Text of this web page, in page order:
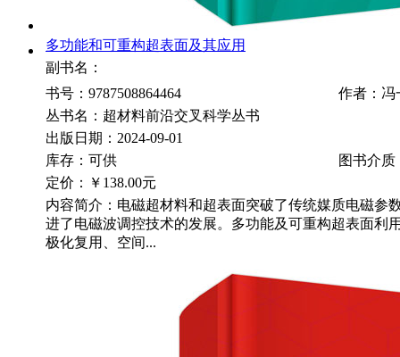
多功能和可重构超表面及其应用
副书名：
书号：9787508864464
作者：冯
丛书名：超材料前沿交叉科学丛书
出版日期：2024-09-01
库存：可供
图书介质
定价：
￥138.00元
内容简介：电磁超材料和超表面突破了传统媒质电磁参
进了电磁波调控技术的发展。多功能及可重构超表面利
极化复用、空间...